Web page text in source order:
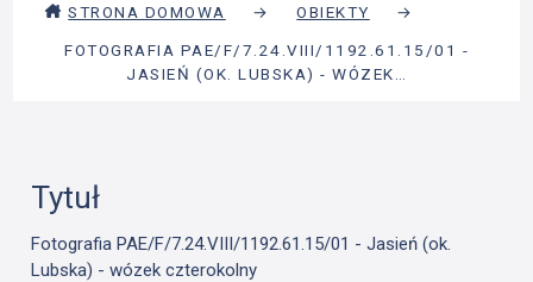
STRONA DOMOWA → OBIEKTY
→
FOTOGRAFIA PAE/F/7.24.VIII/1192.61.15/01 -
JASIEŃ (OK. LUBSKA) - WÓZEK…
Tytuł
Fotografia PAE/F/7.24.VIII/1192.61.15/01 - Jasień (ok.
Lubska) - wózek czterokolny